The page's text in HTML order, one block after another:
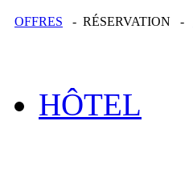
OFFRES - RÉSERVATION -
HÔTEL